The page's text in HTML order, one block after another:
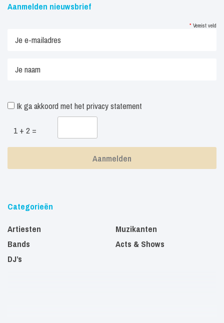
Aanmelden nieuwsbrief
* Vereist veld
Ik ga akkoord met het privacy statement
1 + 2 =
Categorieën
Artiesten
Bands
DJ’s
Muzikanten
Acts & Shows